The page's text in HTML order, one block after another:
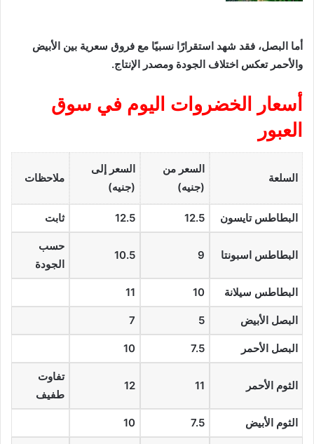
أما البصل، فقد شهد استقرارًا نسبيًا مع فروق سعرية بين الأبيض
والأحمر تعكس اختلاف الجودة ومصدر الإنتاج.
أسعار الخضروات اليوم في سوق
العبور
السلعة
السعر من
(جنيه)
السعر إلى
(جنيه)
ملاحظات
البطاطس تايسون 12.5
12.5 ثابت
البطاطس اسبونتا 9
10.5
حسب
الجودة
البطاطس سيلانة 10
11
البصل الأبيض 5
7
البصل الأحمر 7.5
10
الثوم الأحمر 11
12
تفاوت
طفيف
الثوم الأبيض 7.5
10